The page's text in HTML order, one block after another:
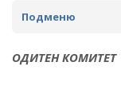
Подменю
ЗА
ОДИТЕН КОМИТЕТ